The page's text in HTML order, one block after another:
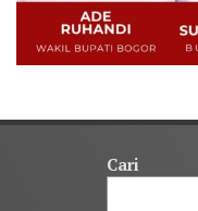
Cari